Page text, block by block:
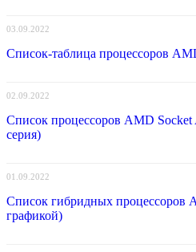
03.09.2022
Список-таблица процессоров
02.09.2022
Список процессоров AMD
серия)
01.09.2022
Список гибридных процессоров
графикой)